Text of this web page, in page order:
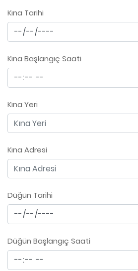
Kına Tarihi
Kına Başlangıç Saati
Kına Yeri
Kına Adresi
Düğün Tarihi
Düğün Başlangıç Saati